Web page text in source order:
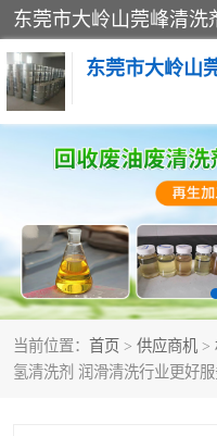
东莞市大岭山
当前位置： 首页 > 供应商机 >
氢清洗剂 润滑清洗行业更好
废溶剂油回收
废碳氢回收
碳氢二氯回收